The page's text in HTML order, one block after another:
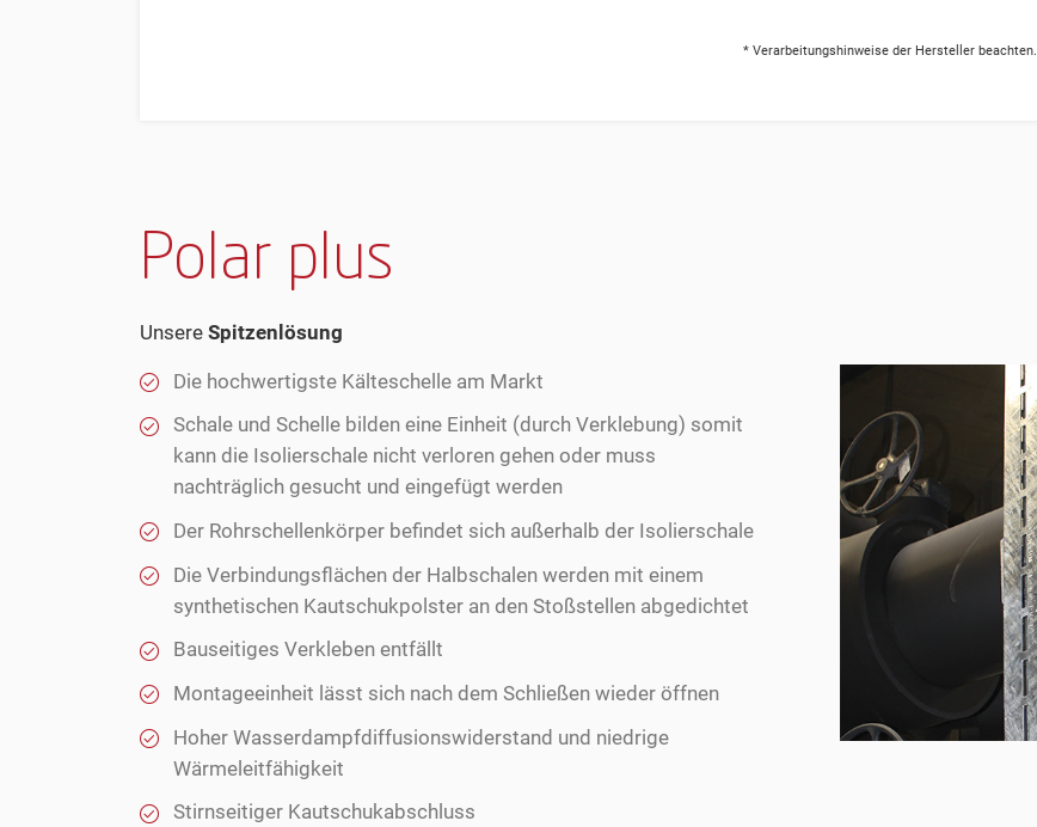
* Verarbeitungshinweise der Hersteller beachten.
Polar plus
Unsere Spitzenlösung
Die hochwertigste Kälteschelle am Markt
Schale und Schelle bilden eine Einheit (durch Verklebung) somit
kann die Isolierschale nicht verloren gehen oder muss
nachträglich gesucht und eingefügt werden
Der Rohrschellenkörper befindet sich außerhalb der Isolierschale
Die Verbindungsflächen der Halbschalen werden mit einem
synthetischen Kautschukpolster an den Stoßstellen abgedichtet
Bauseitiges Verkleben entfällt
Montageeinheit lässt sich nach dem Schließen wieder öffnen
Hoher Wasserdampfdiffusionswiderstand und niedrige
Wärmeleitfähigkeit
Stirnseitiger Kautschukabschluss